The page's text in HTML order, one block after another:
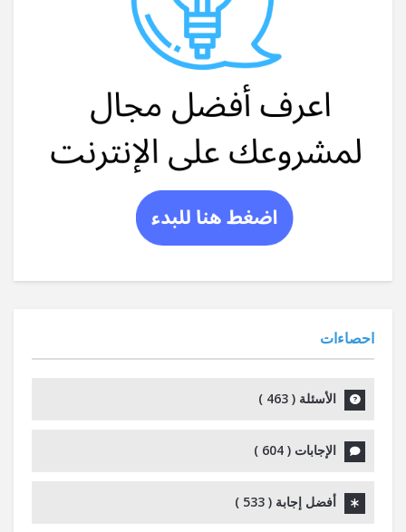
احصاءات
الأسئلة ( 463
)
الإجابات ( 604
)
أفضل إجابة ( 533
)